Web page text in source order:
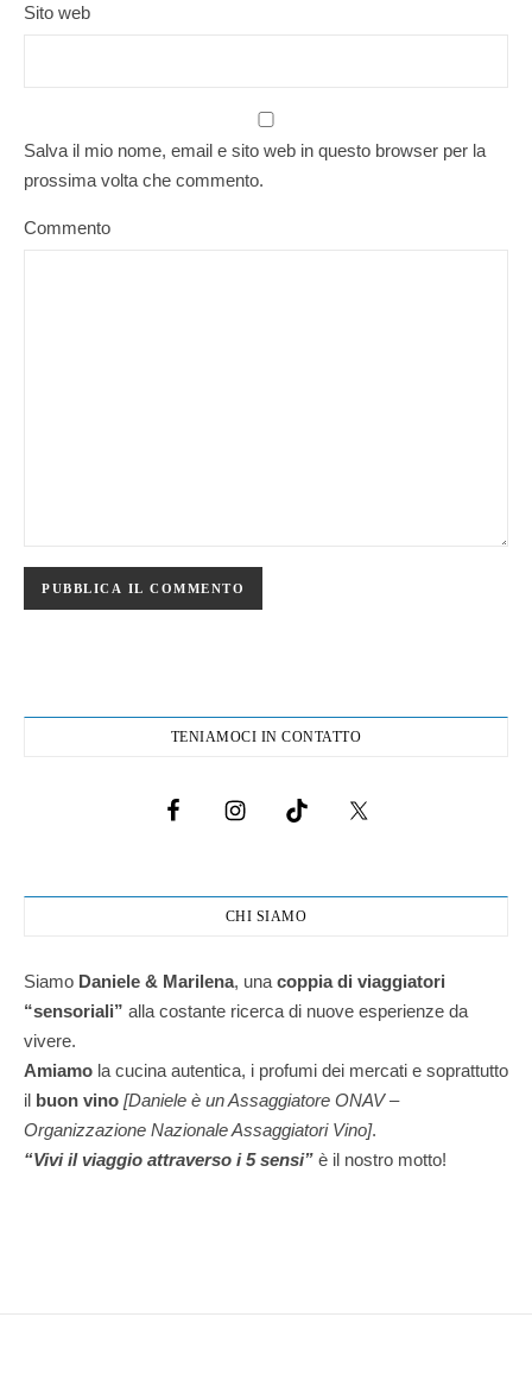
Sito web
Salva il mio nome, email e sito web in questo browser per la
prossima volta che commento.
Commento
TENIAMOCI IN CONTATTO
CHI SIAMO
Siamo Daniele & Marilena, una coppia di viaggiatori
“sensoriali” alla costante ricerca di nuove esperienze da
vivere.
Amiamo la cucina autentica, i profumi dei mercati e soprattutto
il buon vino [Daniele è un Assaggiatore ONAV –
Organizzazione Nazionale Assaggiatori Vino].
“Vivi il viaggio attraverso i 5 sensi” è il nostro motto!